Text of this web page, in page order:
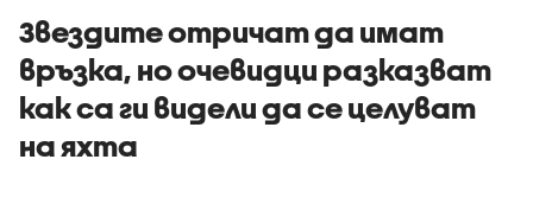
Звездите отричат да имат
връзка, но очевидци разказват
как са ги видели да се целуват
на яхта